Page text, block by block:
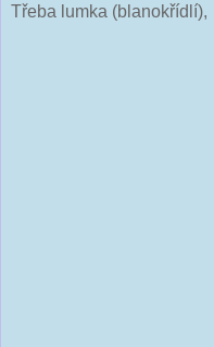
Třeba lumka (blanokřídlí),